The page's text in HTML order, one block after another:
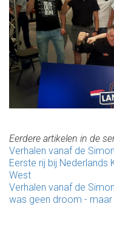
Eerdere artikelen in de
Verhalen vanaf de
Eerste rij bij Nederlands
West
Verhalen vanaf de
was geen droom -